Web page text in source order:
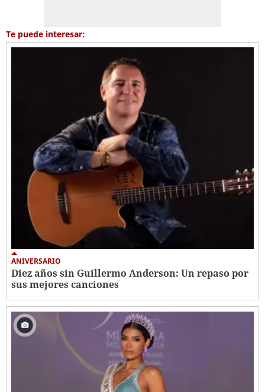
Te puede interesar:
ANIVERSARIO
Diez años sin Guillermo Anderson: Un repaso por
sus mejores canciones